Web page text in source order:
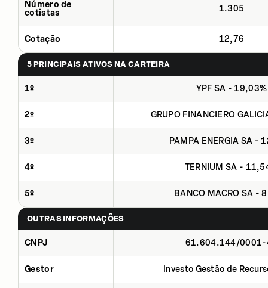
Número de
cotistas
1.305
Cotação 12,76
5 PRINCIPAIS ATIVOS NA CARTEIRA
1º YPF SA - 19,03%
2º GRUPO FINANCIERO
3º PAMPA ENERGIA SA -
4º TERNIUM SA -
5º BANCO MACRO SA -
OUTRAS INFORMAÇÕES
CNPJ 61.604.144/0001-
Gestor Investo Gestão de